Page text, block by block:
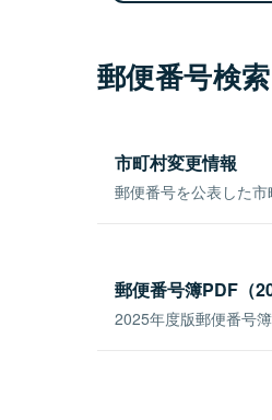
郵便番号検
市町村変更情報
郵便番号を公表した市
郵便番号簿PDF（
2025年度版郵便番号